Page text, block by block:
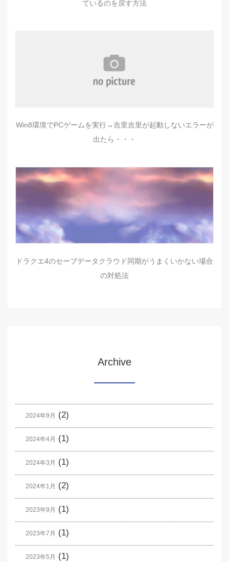
ているのを戻す方法
Win8環境でPCゲームを実行→吉里吉里が起動しないエラーが
出たら・・・
ドラクエ4のセーブデータクラウド同期がうまくいかない場合
の対処法
Archive
2024年9月 (2)
2024年4月 (1)
2024年3月 (1)
2024年1月 (2)
2023年9月 (1)
2023年7月 (1)
2023年5月 (1)